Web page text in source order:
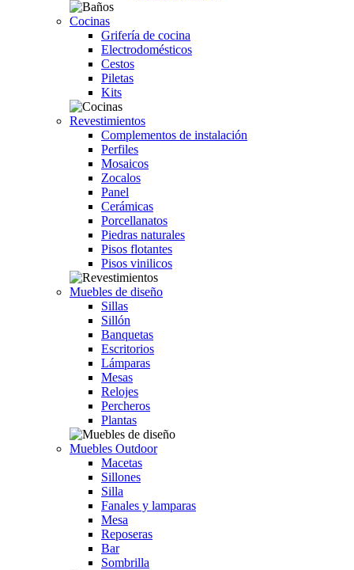
Cocinas
Grifería de cocina
Electrodomésticos
Cestos
Piletas
Kits
Revestimientos
Complementos de instalación
Perfiles
Mosaicos
Zocalos
Panel
Cerámicas
Porcellanatos
Piedras naturales
Pisos flotantes
Pisos vinilicos
Muebles de diseño
Sillas
Sillón
Banquetas
Escritorios
Lámparas
Mesas
Relojes
Percheros
Plantas
Muebles Outdoor
Macetas
Sillones
Silla
Fanales y lamparas
Mesa
Reposeras
Bar
Sombrilla